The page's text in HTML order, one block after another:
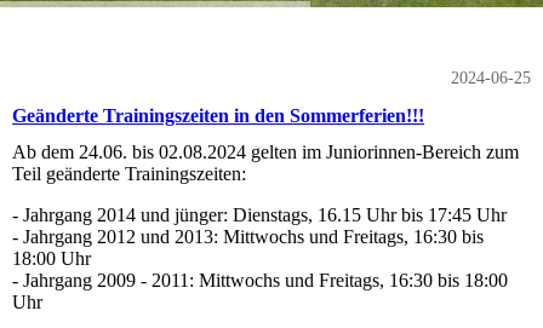
2024-06-25
Geänderte Trainingszeiten in den Sommerferien!!!
Ab dem 24.06. bis 02.08.2024 gelten im Juniorinnen-Bereich zum
Teil geänderte Trainingszeiten:
- Jahrgang 2014 und jünger: Dienstags, 16.15 Uhr bis 17:45 Uhr
- Jahrgang 2012 und 2013: Mittwochs und Freitags, 16:30 bis
18:00 Uhr
- Jahrgang 2009 - 2011: Mittwochs und Freitags, 16:30 bis 18:00
Uhr